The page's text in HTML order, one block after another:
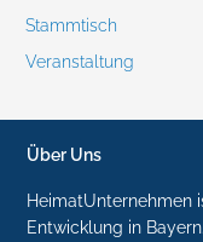
Stammtisch
Veranstaltung
Über Uns
HeimatUnternehmen
Entwicklung in